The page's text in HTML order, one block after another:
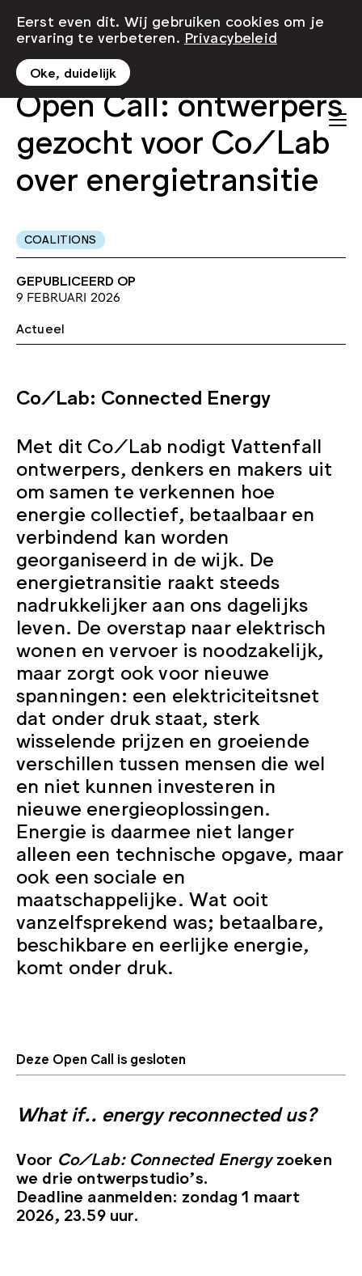
Open Call: ontwerpers
gezocht voor Co/Lab
over energietransitie
COALITIONS
GEPUBLICEERD OP
9 FEBRUARI 2026
Actueel
Co/Lab: Connected Energy
Met dit Co/Lab nodigt Vattenfall
ontwerpers, denkers en makers uit
om samen te verkennen hoe
energie collectief, betaalbaar en
verbindend kan worden
georganiseerd in de wijk. De
energietransitie raakt steeds
nadrukkelijker aan ons dagelijks
leven. De overstap naar elektrisch
wonen en vervoer is noodzakelijk,
maar zorgt ook voor nieuwe
spanningen: een elektriciteitsnet
dat onder druk staat, sterk
wisselende prijzen en groeiende
verschillen tussen mensen die wel
en niet kunnen investeren in
nieuwe energieoplossingen.
Energie is daarmee niet langer
alleen een technische opgave, maar
ook een sociale en
maatschappelijke. Wat ooit
vanzelfsprekend was; betaalbare,
beschikbare en eerlijke energie,
komt onder druk.
Deze Open Call is gesloten
What if.. energy reconnected us?
Voor Co/Lab: Connected Energyzoeken
we drie ontwerpstudio’s.
Deadline aanmelden: zondag 1 maart
2026, 23.59 uur.
Eerst even dit. Wij gebruiken cookies om je
ervaring te verbeteren. Privacybeleid
Oke, duidelijk